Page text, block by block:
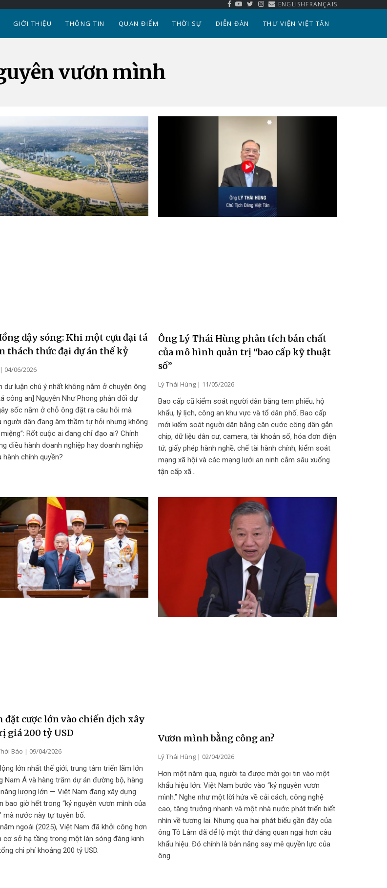
ENGLISHFRANÇAIS
GIỚI THIỆU THÔNG TIN QUAN ĐIỂM THỜI SỰ DIỄN ĐÀN THƯ VIỆN VIỆT TÂN
vươn mình
dậy sóng: Khi một cựu đại tá
thách thức đại dự án thế kỷ
04/06/2026
dư luận chú ý nhất không nằm ở chuyện ông
công an] Nguyễn Như Phong phản đối dự
sốc nằm ở chỗ ông đặt ra câu hỏi mà
người dân đang âm thầm tự hỏi nhưng không
Rốt cuộc ai đang chỉ đạo ai? Chính
điều hành doanh nghiệp hay doanh nghiệp
hành chính quyền?
Ông Lý Thái Hùng phân tích bản chất
của mô hình quản trị “bao cấp kỹ thuật
số”
Lý Thái Hùng
11/05/2026
Bao cấp cũ kiểm soát người dân bằng tem phiếu, hộ
khẩu, lý lịch, công an khu vực và tổ dân phố. Bao cấp
mới kiểm soát người dân bằng căn cước công dân gắn
chip, dữ liệu dân cư, camera, tài khoản số, hóa đơn điện
tử, giấy phép hành nghề, chế tài hành chính, kiểm soát
mạng xã hội và các mạng lưới an ninh cắm sâu xuống
tận cấp xã…
đặt cược lớn vào chiến dịch xây
giá 200 tỷ USD
Báo
09/04/2026
lớn nhất thế giới, trung tâm triển lãm lớn
Nam Á và hàng trăm dự án đường bộ, hàng
lượng lớn — Việt Nam đang xây dựng
bao giờ hết trong “kỷ nguyên vươn mình của
mà nước này tự tuyên bố.
ngoái (2025), Việt Nam đã khởi công hơn
cơ sở hạ tầng trong một làn sóng đáng kinh
chi phí khoảng 200 tỷ USD.
Vươn mình bằng công an?
Lý Thái Hùng
02/04/2026
Hơn một năm qua, người ta được mời gọi tin vào một
khẩu hiệu lớn: Việt Nam bước vào “kỷ nguyên vươn
mình.” Nghe như một lời hứa về cải cách, công nghệ
cao, tăng trưởng nhanh và một nhà nước phát triển biết
nhìn về tương lai. Nhưng qua hai phát biểu gần đây của
ông Tô Lâm đã để lộ một thứ đáng quan ngại hơn câu
khẩu hiệu. Đó chính là bản năng say mê quyền lực của
ông.